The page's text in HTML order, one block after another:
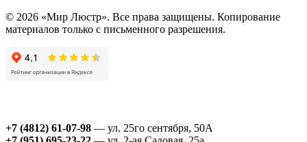
© 2026 «Мир Люстр». Все права защищены. Копирование
материалов только с письменного разрешения.
+7 (4812) 61-07-98 — ул. 25го сентября, 50А